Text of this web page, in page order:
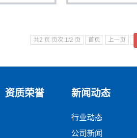
共2 页 页次:1/2 页 首页 上一页
资质荣誉 新闻动态
行业动态
公司新闻